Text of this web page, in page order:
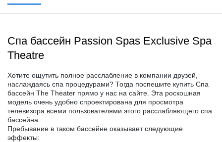
Спа бассейн Passion Spas Exclusive Spa
Theatre
Хотите ощутить полное расслабление в компании друзей,
наслаждаясь спа процедурами? Тогда поспешите купить Спа
бассейн The Theater прямо у нас на сайте. Эта роскошная
модель очень удобно спроектирована для просмотра
телевизора всеми пользователями этого расслабляющего спа
бассейна.
Пребывание в таком бассейне оказывает следующие
эффекты: